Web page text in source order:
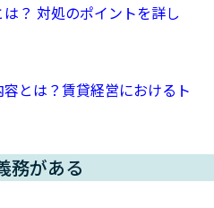
？ 対処のポイントを詳し
とは？賃貸経営におけるト
務がある